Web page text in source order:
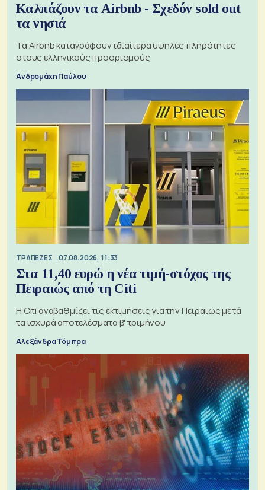
Καλπάζουν τα Airbnb - Σχεδόν sold out
τα νησιά
Τα Airbnb καταγράφουν ιδιαίτερα υψηλές πληρότητες
στους ελληνικούς προορισμούς
Ανδρομάχη Παύλου
ΤΡΑΠΕΖΕΣ 07.08.2026, 11:33
Στα 11,40 ευρώ η νέα τιμή-στόχος της
Πειραιώς από τη Citi
Η Citi αναβαθμίζει τις εκτιμήσεις για την Πειραιώς μετά
τα ισχυρά αποτελέσματα β' τριμήνου
Αλεξάνδρα Τόμπρα